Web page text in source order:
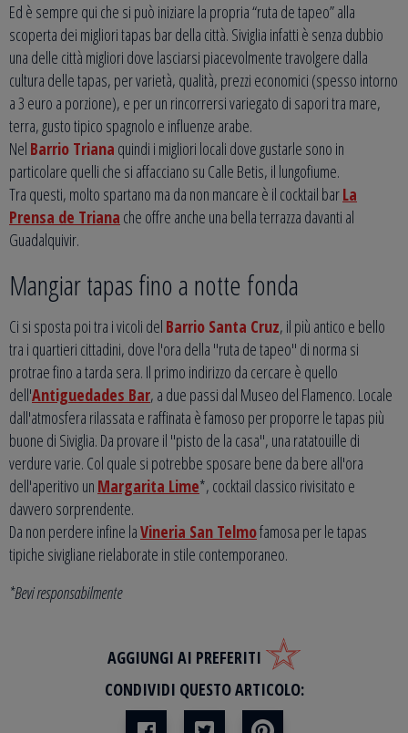
Ed è sempre qui che si può iniziare la propria “ruta de tapeo” alla
scoperta dei migliori tapas bar della città. Siviglia infatti è senza dubbio
una delle città migliori dove lasciarsi piacevolmente travolgere dalla
cultura delle tapas, per varietà, qualità, prezzi economici (spesso intorno
a 3 euro a porzione), e per un rincorrersi variegato di sapori tra mare,
terra, gusto tipico spagnolo e influenze arabe.
Nel Barrio Triana quindi i migliori locali dove gustarle sono in
particolare quelli che si affacciano su Calle Betis, il lungofiume.
Tra questi, molto spartano ma da non mancare è il cocktail barLa
Prensa de Triana che offre anche una bella terrazza davanti al
Guadalquivir.
Mangiar tapas fino a notte fonda
Ci si sposta poi tra i vicoli del Barrio Santa Cruz, il più antico e bello
tra i quartieri cittadini, dove l'ora della "ruta de tapeo" di norma si
protrae fino a tarda sera. Il primo indirizzo da cercare è quello
dell'Antiguedades Bar, a due passi dal Museo del Flamenco. Locale
dall'atmosfera rilassata e raffinata è famoso per proporre le tapas più
buone di Siviglia. Da provare il "pisto de la casa", una ratatouille di
verdure varie. Col quale si potrebbe sposare bene da bere all'ora
dell'aperitivo un Margarita Lime*, cocktail classico rivisitato e
davvero sorprendente.
Da non perdere infine laVineria San Telmofamosa per le tapas
tipiche sivigliane rielaborate in stile contemporaneo.
*Bevi responsabilmente
AGGIUNGI AI PREFERITI
CONDIVIDI QUESTO ARTICOLO: